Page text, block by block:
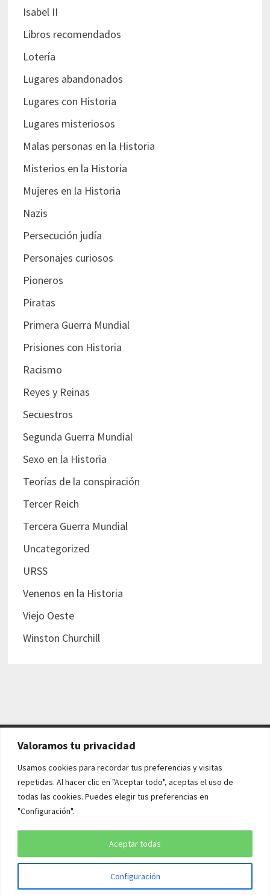
Valoramos tu privacidad
Usamos cookies para recordar tus preferencias y visitas
repetidas. Al hacer clic en "Aceptar todo", aceptas el uso de
todas las cookies. Puedes elegir tus preferencias en
"Configuración".
Configuración
Aceptar todas
Isabel II
Libros recomendados
Lotería
Lugares abandonados
Lugares con Historia
Lugares misteriosos
Malas personas en la Historia
Misterios en la Historia
Mujeres en la Historia
Nazis
Persecución judía
Personajes curiosos
Pioneros
Piratas
Primera Guerra Mundial
Prisiones con Historia
Racismo
Reyes y Reinas
Secuestros
Segunda Guerra Mundial
Sexo en la Historia
Teorías de la conspiración
Tercer Reich
Tercera Guerra Mundial
Uncategorized
URSS
Venenos en la Historia
Viejo Oeste
Winston Churchill
AVISO LEGAL Y POLÍTICAS
Aviso legal
Política de cookies